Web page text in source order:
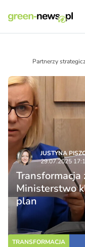
Partnerzy
JUSTYNA
29.07.2025
Transformacja
Ministerstwo
plan
TRANSFORMACJA